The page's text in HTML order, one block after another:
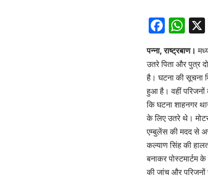
पन्ना, राष्ट्रबाण।
उतरे पिता और पुत्र
है। घटना की सूचना
हुआ है। वहीं परिजनों
कि घटना शाहनगर
के लिए उतरे थे।
एम्बुलेंस की मदद से
कल्याण सिंह की
बनाकर पोस्टमार्टम
की जांच और